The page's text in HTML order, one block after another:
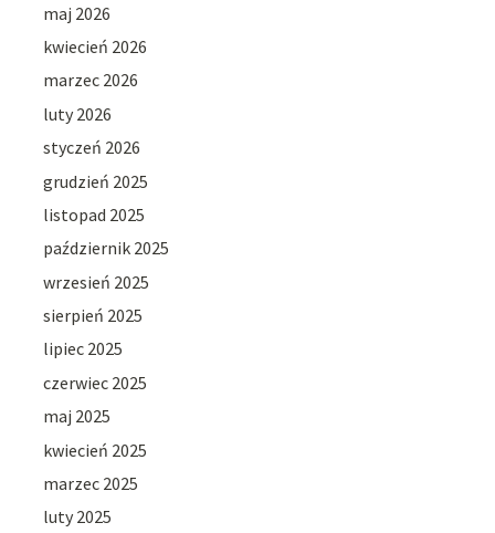
maj 2026
kwiecień 2026
marzec 2026
luty 2026
styczeń 2026
grudzień 2025
listopad 2025
październik 2025
wrzesień 2025
sierpień 2025
lipiec 2025
czerwiec 2025
maj 2025
kwiecień 2025
marzec 2025
luty 2025